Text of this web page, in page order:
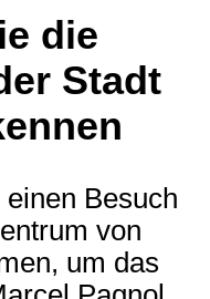
die
Stadt
Besuch
von
um das